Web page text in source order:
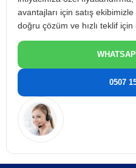
YJF 10-26
Güç:10W
Fan Tipi:Aksiyel fan
Soğutma ve
Not: Voltaj ve bağlantı tipi
Sipariş öncesi teknik uyum
Lionball YJF 10-26
Market dolapları
avantajları için satış
doğru çözüm ve hızlı teklif
0507